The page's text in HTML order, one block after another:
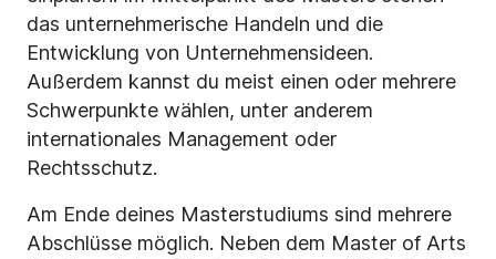
das unternehmerische Handeln und die
Entwicklung von Unternehmensideen.
Außerdem kannst du meist einen oder mehrere
Schwerpunkte wählen, unter anderem
internationales Management oder
Rechtsschutz.
Am Ende deines Masterstudiums sind mehrere
Abschlüsse möglich. Neben dem Master of Arts